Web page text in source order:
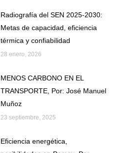
Radiografía del SEN 2025-2030:
Metas de capacidad, eficiencia
térmica y confiabilidad
28 enero, 2026
MENOS CARBONO EN EL
TRANSPORTE, Por: José Manuel
Muñoz
23 septiembre, 2025
Eficiencia energética,